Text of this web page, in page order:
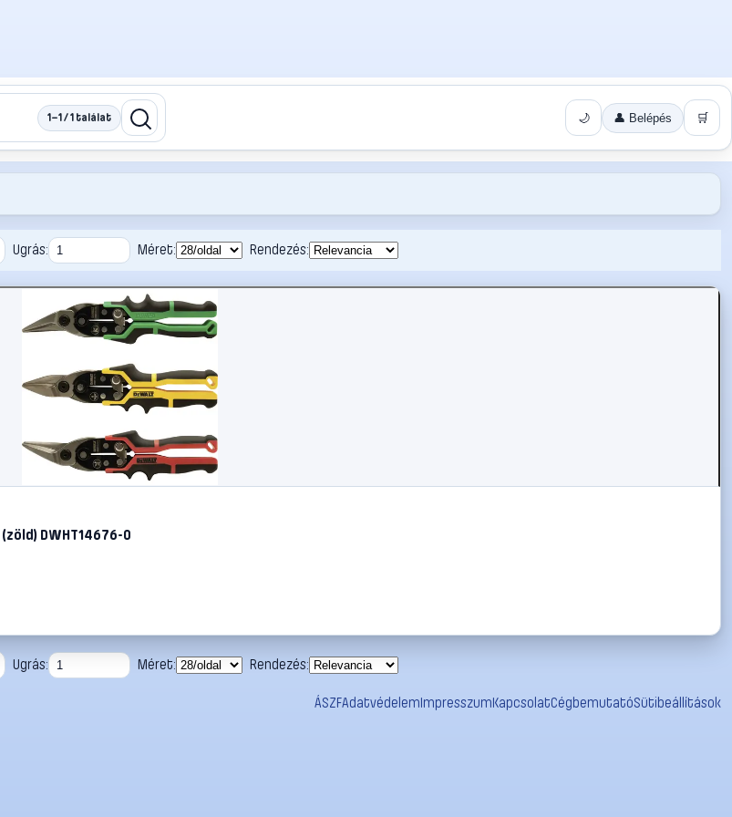
1–1 / 1 találat 🌙 👤 Belépés 🛒
Ugrás: Méret: Rendezés:
DWHT14676-0
Ugrás: Méret: Rendezés:
ÁSZFAdatvédelemImpresszumKapcsolatCégbemutatóSütibeállítások